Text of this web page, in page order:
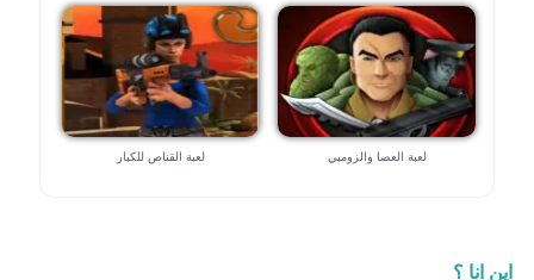
لعبة العصا والزومبي لعبة القناص للكبار
اين انا ؟